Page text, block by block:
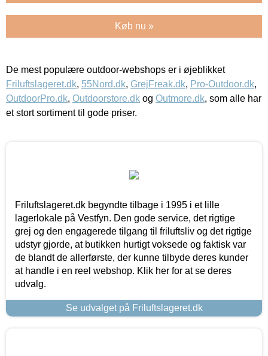
Køb nu »
De mest populære outdoor-webshops er i øjeblikket
Friluftslageret.dk, 55Nord.dk, GrejFreak.dk, Pro-Outdoor.dk,
OutdoorPro.dk, Outdoorstore.dk og Outmore.dk, som alle har
et stort sortiment til gode priser.
Friluftslageret.dk begyndte tilbage i 1995 i et lille
lagerlokale på Vestfyn. Den gode service, det rigtige
grej og den engagerede tilgang til friluftsliv og det rigtige
udstyr gjorde, at butikken hurtigt voksede og faktisk var
de blandt de allerførste, der kunne tilbyde deres kunder
at handle i en reel webshop. Klik her for at se deres
udvalg.
Se udvalget på Friluftslageret.dk